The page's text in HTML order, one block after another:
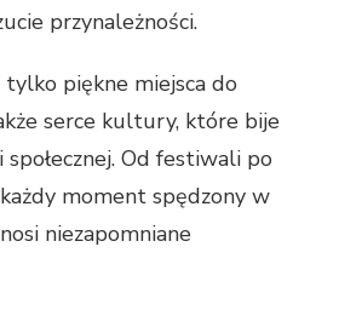
przynależności.
piękne miejsca do
serce kultury, które bije
Od festiwali po
moment spędzony w
niezapomniane